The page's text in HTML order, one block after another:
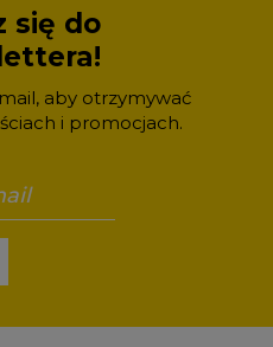
się do
aby otrzymywać
i promocjach.